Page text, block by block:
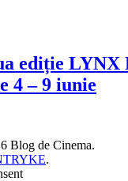
ediție LYNX
4 – 9 iunie
Blog de Cinema.
.